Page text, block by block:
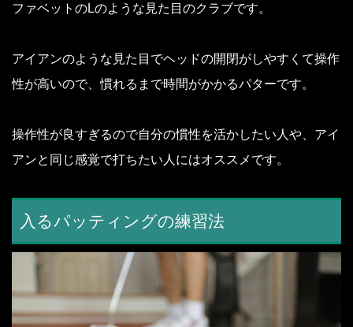
ファベットのLのような見た目のクラブです。
アイアンのような見た目でヘッドの開閉がしやすくて操作
性が高いので、慣れるまで時間がかかるパターです。
操作性が良すぎるので自分の慣性を活かしたい人や、アイ
アンと同じ感覚で打ちたい人にはオススメです。
入るパッティングの練習法